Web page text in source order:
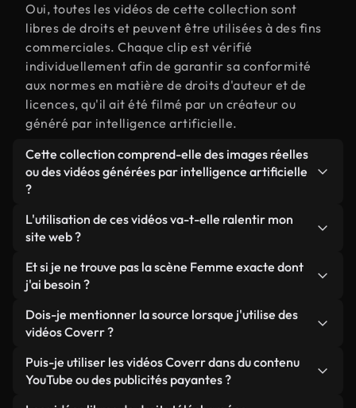
Oui, toutes les vidéos de cette collection sont
libres de droits et peuvent être utilisées à des fins
commerciales. Chaque clip est vérifié
individuellement afin de garantir sa conformité
aux normes en matière de droits d'auteur et de
licences, qu'il ait été filmé par un créateur ou
généré par intelligence artificielle.
Cette collection comprend-elle des images réelles
ou des vidéos générées par intelligence artificielle
?
Les deux. Il s'agit d'une bibliothèque hybride
composée de véritables images filmées par des
générées par IA. Chaque vidéo est clairement
identifiée afin que vous sachiez toujours ce que
vous utilisez.
L'utilisation de ces vidéos va-t-elle ralentir mon
site web ?
Sauf si vous choisissez nos versions optimisées.
Nous proposons des formats légers, prêts pour le
ils conservent une qualité élevée tout en
minimisant les temps de chargement et en
améliorant des indicateurs comme le LCP.
Et si je ne trouve pas la scène Femme exacte dont
j'ai besoin ?
Vous pouvez en créer une instantanément avec
Coverr AI Studio. Il vous suffit de décrire la scène,
Studio générera en quelques secondes une vidéo
personnalisée conforme à nos normes de licence.
Dois-je mentionner la source lorsque j'utilise des
vidéos Coverr ?
Aucune attribution n'est requise. Toutes les vidéos
de notre bibliothèque sont libres de droits et
Puis-je utiliser les vidéos Coverr dans du contenu
YouTube ou des publicités payantes ?
Oui. Toutes les séquences vidéo de Coverr peuvent